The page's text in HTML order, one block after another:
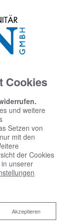
Cookies
und weitere
Setzen von
mit den
der Cookies
unserer
Akzeptieren